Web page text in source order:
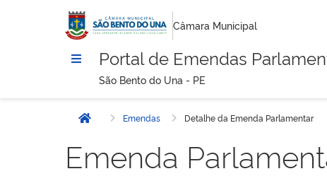
Câmara Municipal
Portal de Emendas
São Bento do Una - PE
Início Emendas Detalhe da Emenda Parlamentar
Emenda